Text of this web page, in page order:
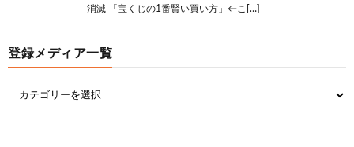
消滅 「宝くじの1番賢い買い方」←こ[…]
登録メディア一覧